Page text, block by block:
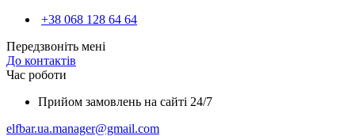
+38 068 128 64 64
Передзвоніть мені
До контактів
Час роботи
Прийом замовлень на сайті 24/7
elfbar.ua.manager@gmail.com